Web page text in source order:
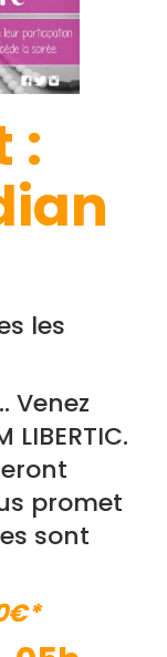
:
les
Venez
promet
sont